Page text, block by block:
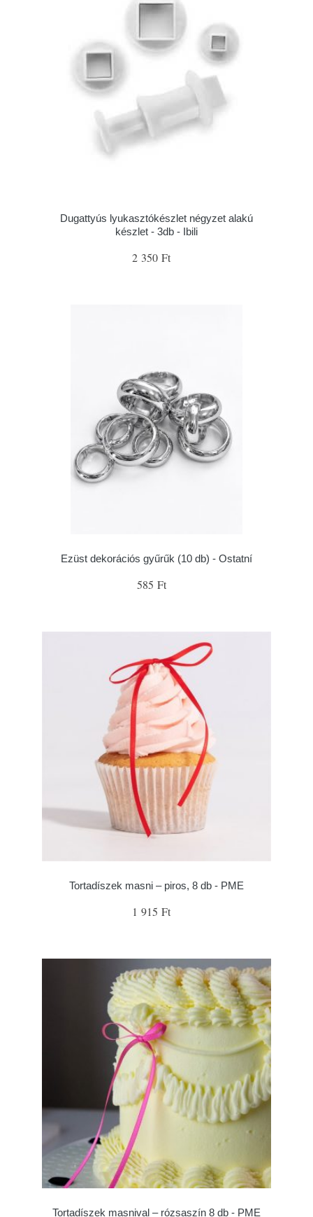
Dugattyús lyukasztókészlet négyzet alakú
készlet - 3db - Ibili
2 350 Ft
Ezüst dekorációs gyűrűk (10 db) - Ostatní
585 Ft
Tortadíszek masni – piros, 8 db - PME
1 915 Ft
Tortadíszek masnival – rózsaszín 8 db - PME